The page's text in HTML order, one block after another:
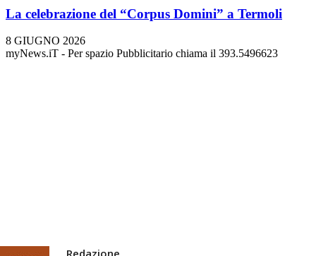
La celebrazione del “Corpus Domini” a Termoli
8 GIUGNO 2026
myNews.iT - Per spazio Pubblicitario chiama il 393.5496623